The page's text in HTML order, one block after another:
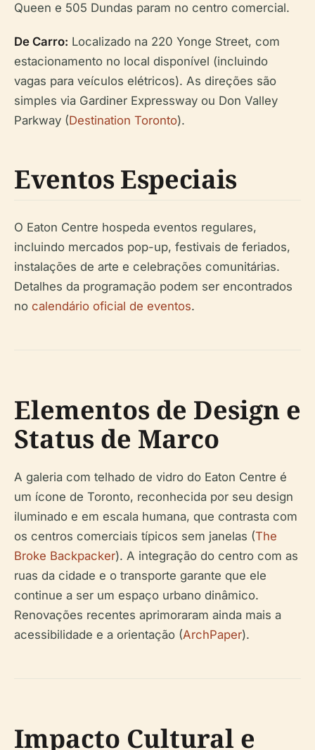
Queen e 505 Dundas param no centro comercial.
De Carro: Localizado na 220 Yonge Street, com
estacionamento no local disponível (incluindo
vagas para veículos elétricos). As direções são
simples via Gardiner Expressway ou Don Valley
Parkway (Destination Toronto).
Eventos Especiais
O Eaton Centre hospeda eventos regulares,
incluindo mercados pop-up, festivais de feriados,
instalações de arte e celebrações comunitárias.
Detalhes da programação podem ser encontrados
no calendário oficial de eventos.
Elementos de Design e
Status de Marco
A galeria com telhado de vidro do Eaton Centre é
um ícone de Toronto, reconhecida por seu design
iluminado e em escala humana, que contrasta com
os centros comerciais típicos sem janelas (The
Broke Backpacker). A integração do centro com as
ruas da cidade e o transporte garante que ele
continue a ser um espaço urbano dinâmico.
Renovações recentes aprimoraram ainda mais a
acessibilidade e a orientação (ArchPaper).
Impacto Cultural e